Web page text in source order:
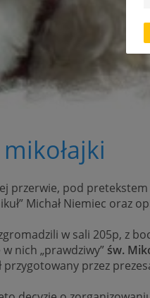
przerwie, pod
Michał Niemiec oraz
w sali 205p, z
nich „prawdziwy” św.
przygotowany przez